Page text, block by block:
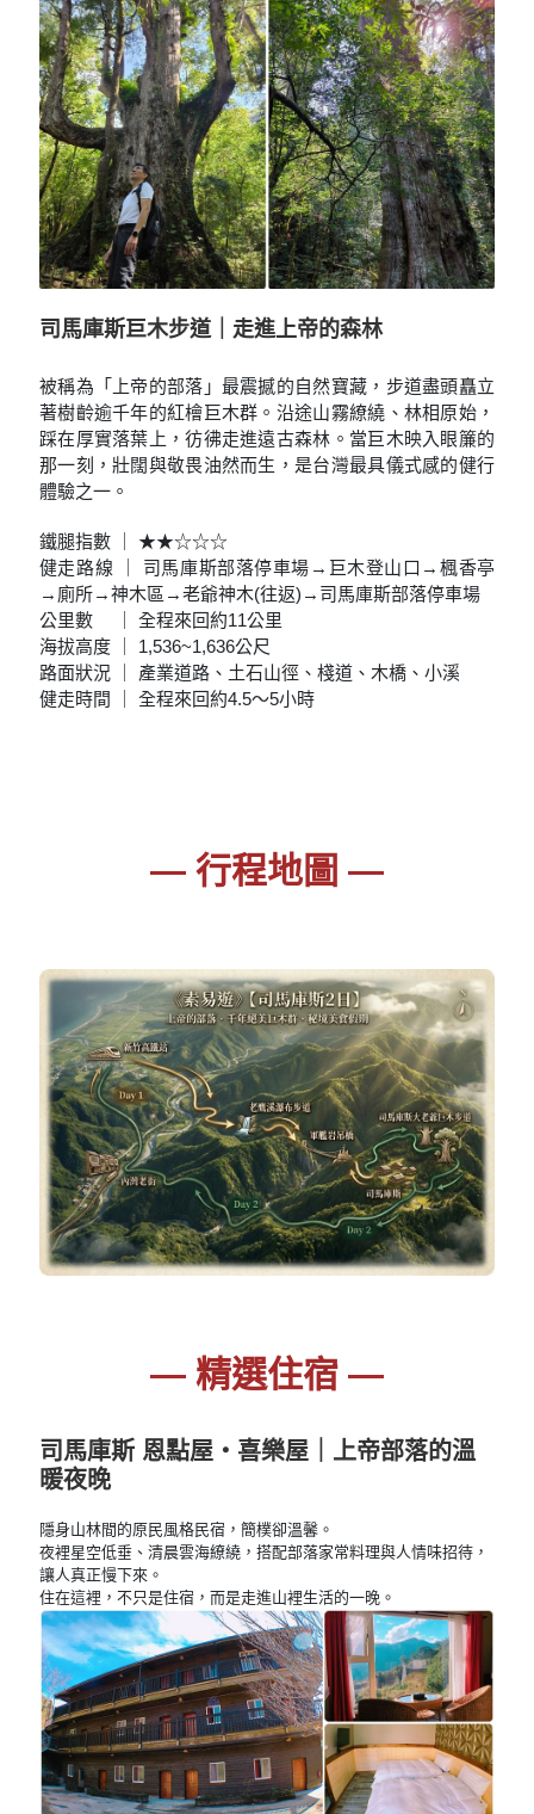
司馬庫斯巨木步道｜走進上帝的森林
被稱為「上帝的部落」最震撼的自然寶藏，步道盡頭矗立
著樹齡逾千年的紅檜巨木群。沿途山霧繚繞、林相原始，
踩在厚實落葉上，彷彿走進遠古森林。當巨木映入眼簾的
那一刻，壯闊與敬畏油然而生，是台灣最具儀式感的健行
體驗之一。
鐵腿指數 ｜ ★★☆☆☆
健走路線 ｜ 司馬庫斯部落停車場→巨木登山口→楓香亭
→廁所→神木區→老爺神木(往返)→司馬庫斯部落停車場
公里數 ｜ 全程來回約11公里
海拔高度 ｜ 1,536~1,636公尺
路面狀況 ｜ 產業道路、土石山徑、棧道、木橋、小溪
健走時間 ｜ 全程來回約4.5～5小時
— 行程地圖 —
— 精選住宿 —
司馬庫斯 恩點屋・喜樂屋｜上帝部落的溫
暖夜晚
隱身山林間的原民風格民宿，簡樸卻溫馨。
夜裡星空低垂、清晨雲海繚繞，搭配部落家常料理與人情味招待，
讓人真正慢下來。
住在這裡，不只是住宿，而是走進山裡生活的一晚。